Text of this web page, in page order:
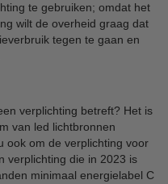
te gebruiken; omdat het
wilt de overheid graag dat
tegen te gaan en
verplichting betreft? Het is
van led lichtbronnen
ook om de verplichting voor
verplichting die in 2023 is
minimaal energielabel C